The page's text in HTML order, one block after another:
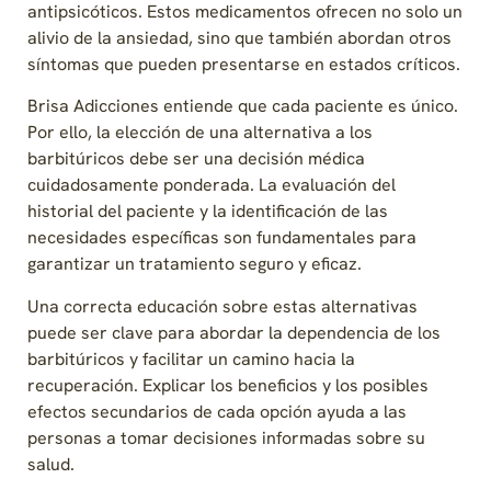
antipsicóticos. Estos medicamentos ofrecen no solo un
alivio de la ansiedad, sino que también abordan otros
síntomas que pueden presentarse en estados críticos.
Brisa Adicciones entiende que cada paciente es único.
Por ello, la elección de una alternativa a los
barbitúricos debe ser una decisión médica
cuidadosamente ponderada. La evaluación del
historial del paciente y la identificación de las
necesidades específicas son fundamentales para
garantizar un tratamiento seguro y eficaz.
Una correcta educación sobre estas alternativas
puede ser clave para abordar la dependencia de los
barbitúricos y facilitar un camino hacia la
recuperación. Explicar los beneficios y los posibles
efectos secundarios de cada opción ayuda a las
personas a tomar decisiones informadas sobre su
salud.